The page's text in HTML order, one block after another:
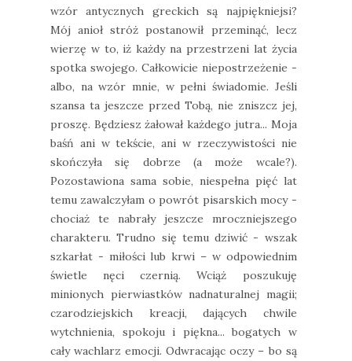
wzór antycznych greckich są najpiękniejsi?
Mój anioł stróż postanowił przeminąć, lecz
wierzę w to, iż każdy na przestrzeni lat życia
spotka swojego. Całkowicie niepostrzeżenie -
albo, na wzór mnie, w pełni świadomie. Jeśli
szansa ta jeszcze przed Tobą, nie zniszcz jej,
proszę. Będziesz żałował każdego jutra... Moja
baśń ani w tekście, ani w rzeczywistości nie
skończyła się dobrze (a może wcale?).
Pozostawiona sama sobie, niespełna pięć lat
temu zawalczyłam o powrót pisarskich mocy -
chociaż te nabrały jeszcze mroczniejszego
charakteru. Trudno się temu dziwić - wszak
szkarłat - miłości lub krwi – w odpowiednim
świetle nęci czernią. Wciąż poszukuję
minionych pierwiastków nadnaturalnej magii;
czarodziejskich kreacji, dających chwile
wytchnienia, spokoju i piękna... bogatych w
cały wachlarz emocji. Odwracając oczy – bo są